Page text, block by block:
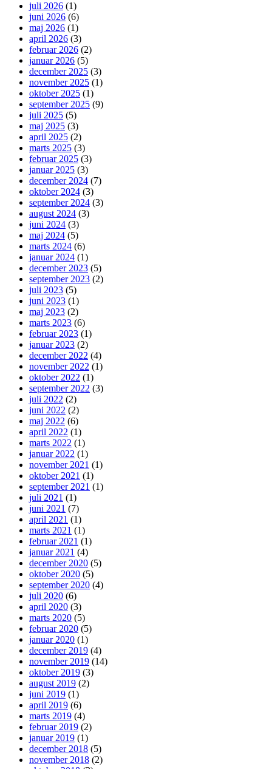
juli 2026 (1)
juni 2026 (6)
maj 2026 (1)
april 2026 (3)
februar 2026 (2)
januar 2026 (5)
december 2025 (3)
november 2025 (1)
oktober 2025 (1)
september 2025 (9)
juli 2025 (5)
maj 2025 (3)
april 2025 (2)
marts 2025 (3)
februar 2025 (3)
januar 2025 (3)
december 2024 (7)
oktober 2024 (3)
september 2024 (3)
august 2024 (3)
juni 2024 (3)
maj 2024 (5)
marts 2024 (6)
januar 2024 (1)
december 2023 (5)
september 2023 (2)
juli 2023 (5)
juni 2023 (1)
maj 2023 (2)
marts 2023 (6)
februar 2023 (1)
januar 2023 (2)
december 2022 (4)
november 2022 (1)
oktober 2022 (1)
september 2022 (3)
juli 2022 (2)
juni 2022 (2)
maj 2022 (6)
april 2022 (1)
marts 2022 (1)
januar 2022 (1)
november 2021 (1)
oktober 2021 (1)
september 2021 (1)
juli 2021 (1)
juni 2021 (7)
april 2021 (1)
marts 2021 (1)
februar 2021 (1)
januar 2021 (4)
december 2020 (5)
oktober 2020 (5)
september 2020 (4)
juli 2020 (6)
april 2020 (3)
marts 2020 (5)
februar 2020 (5)
januar 2020 (1)
december 2019 (4)
november 2019 (14)
oktober 2019 (3)
august 2019 (2)
juni 2019 (1)
april 2019 (6)
marts 2019 (4)
februar 2019 (2)
januar 2019 (1)
december 2018 (5)
november 2018 (2)